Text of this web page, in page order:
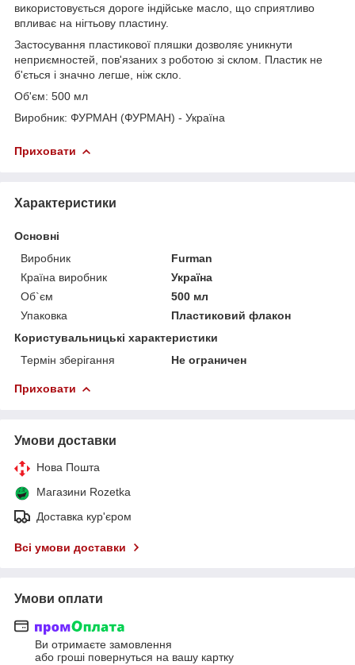
використовується дороге індійське масло, що сприятливо
впливає на нігтьову пластину.
Застосування пластикової пляшки дозволяє уникнути
неприємностей, пов'язаних з роботою зі склом. Пластик не
б'ється і значно легше, ніж скло.
Об'єм: 500 мл
Виробник: ФУРМАН (ФУРМАН) - Україна
Приховати
Характеристики
Основні
Виробник
Furman
Країна виробник
Україна
Об`єм
500 мл
Упаковка
Пластиковий флакон
Користувальницькі характеристики
Термін зберігання
Не ограничен
Приховати
Умови доставки
Нова Пошта
Магазини Rozetka
Доставка кур'єром
Всі умови доставки
Умови оплати
Ви отримаєте замовлення
або гроші повернуться на вашу картку